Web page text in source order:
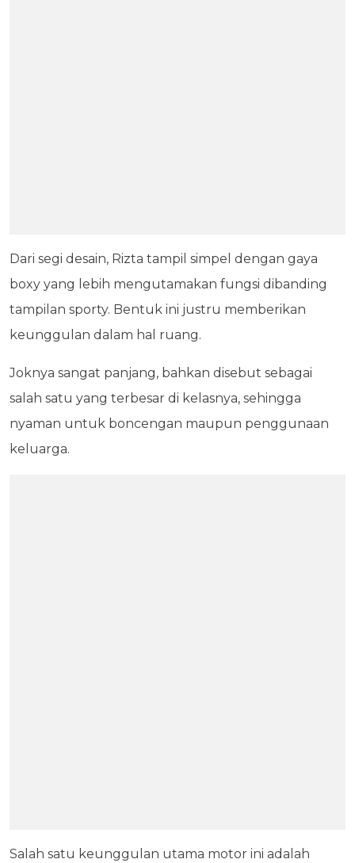
Dari segi desain, Rizta tampil simpel dengan gaya
boxy yang lebih mengutamakan fungsi dibanding
tampilan sporty. Bentuk ini justru memberikan
keunggulan dalam hal ruang.
Joknya sangat panjang, bahkan disebut sebagai
salah satu yang terbesar di kelasnya, sehingga
nyaman untuk boncengan maupun penggunaan
keluarga.
Salah satu keunggulan utama motor ini adalah